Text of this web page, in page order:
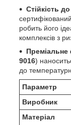
Стійкість
робить його
комплексів з
9016)
до
Параметр
Виробник
Матеріал